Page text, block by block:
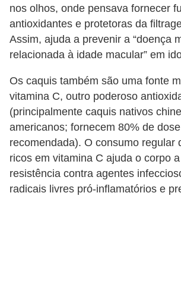
nos olhos, onde pensava fornecer
antioxidantes e protetoras da
Assim, ajuda a prevenir a “doença
relacionada à idade macular” em
Os caquis também são uma fonte
vitamina C, outro poderoso
(principalmente caquis nativos
americanos; fornecem 80% de
recomendada). O consumo regular
ricos em vitamina C ajuda o corpo
resistência contra agentes
radicais livres pró-inflamatórios e